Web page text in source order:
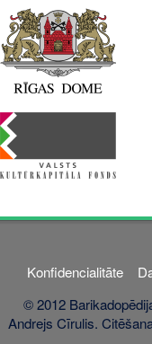
Konfidencialitāte
© 2012
Andrejs Cīrulis.